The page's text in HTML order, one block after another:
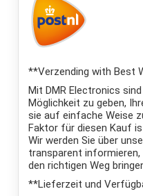
**Verzending with Best
Mit DMR Electronics
Möglichkeit zu geben,
sie auf einfache Weise
Faktor für diesen Kauf
Wir werden Sie über
transparent
den richtigen Weg
**Lieferzeit und